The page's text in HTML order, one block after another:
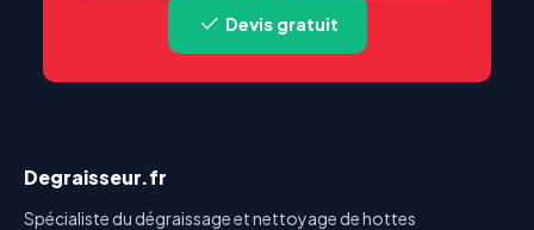
Devis gratuit
Degraisseur.fr
Spécialiste du dégraissage et nettoyage de hottes